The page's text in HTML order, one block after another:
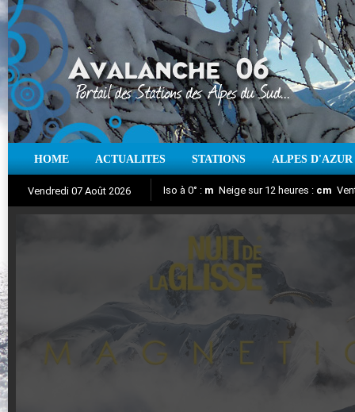
HOME ACTUALITES STATIONS ALPES D'AZUR
Vendredi 07 Août 2026
Aujourd'hui : T° Min :
Iso à 0° : m Neige sur 12 heures : cm
Suivez en direct l'actualité des stations